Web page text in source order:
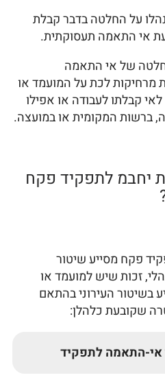
על החלטה בדבר קבלת
אי התאמה תעסוקתית.
של אי התאמה
מרחיקות לכת על המועמד או
קבלתו לעבודה או אפילו
ברשות המקומית או במועצה.
יחבמ לתפקיד פקח
פקח מסייע שיטור
זכות שיש למועמד או
בשיטור העירוני בהתאם
התאמה לתפקיד